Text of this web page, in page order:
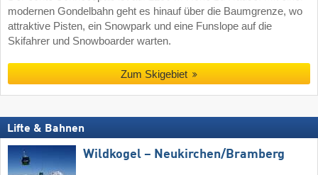
modernen Gondelbahn geht es hinauf über die Baumgrenze, wo
attraktive Pisten, ein Snowpark und eine Funslope auf die
Skifahrer und Snowboarder warten.
Zum Skigebiet
Lifte & Bahnen
Wildkogel – Neukirchen/​Bramberg